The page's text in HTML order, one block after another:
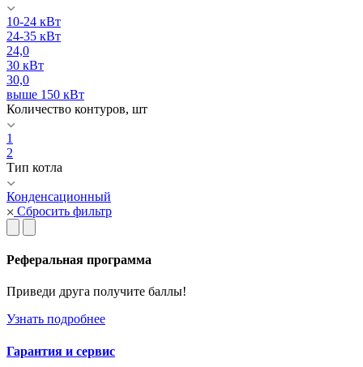
10-24 кВт
24-35 кВт
24,0
30 кВт
30,0
выше 150 кВт
Количество контуров, шт
1
2
Тип котла
Конденсационный
Сбросить фильтр
Реферальная программа
Приведи друга получите баллы!
Узнать подробнее
Гарантия и сервис